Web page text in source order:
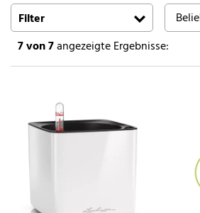
Suchen
Filter
7von 7angezeigte Ergebnisse: